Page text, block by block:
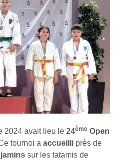
2024 avait lieu le 24ème Open
tournoi a accueilli près de
sur les tatamis de